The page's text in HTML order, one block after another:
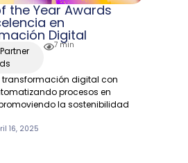
the Year Awards
en
Digital
7 min
transformación digital con
procesos en
la sostenibilidad
16, 2025